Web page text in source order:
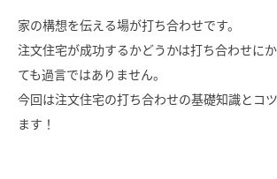
オーナー様向け
モデルハウス
家の構想を伝える場が打ち合わせです。
注文住宅が成功するかどうかは打ち合わせに
ても過言ではありません。
今回は注文住宅の打ち合わせの基礎知識とコ
ます！